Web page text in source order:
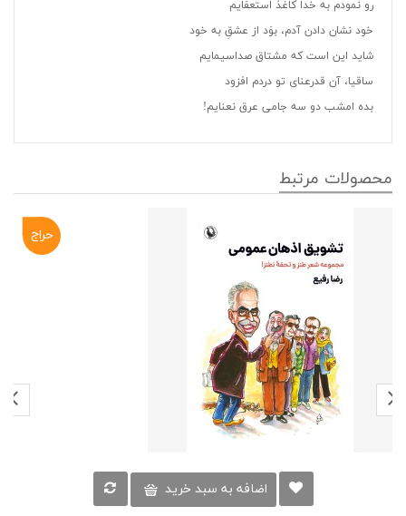
رو نمودم به خدا کاغذ استعفایم
خود نشان دادن آدم، بوَد از عشقِ به خود
شاید این است که مشتاق صداسیمایم
ساقیا، آن قدرعنای تو دردم افزود
بده امشب دو سه جامی عرق نعنایم!
محصولات مرتبط
حراج
اضافه به سبد خرید